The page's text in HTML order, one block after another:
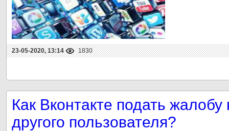
23-05-2020, 13:14 1830
Как Вконтакте подать жалобу
другого пользователя?